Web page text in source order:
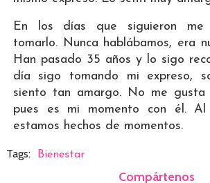
En los días que siguieron me
tomarlo. Nunca hablábamos, era
Han pasado 35 años y lo sigo
día sigo tomando mi expreso,
siento tan amargo. No me gusta
pues es mi momento con él.
estamos hechos de momentos.
Tags: Bienestar
Compártenos